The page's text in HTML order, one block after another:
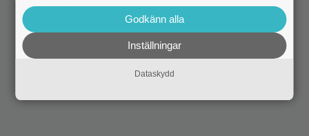
Godkänn alla
Inställningar
Dataskydd